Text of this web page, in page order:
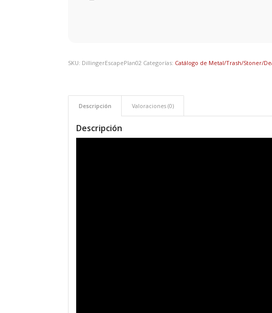
SKU: DillingerEscapePlan02 Categorías: Catálogo de Metal/Trash/Stoner/
Descripción Valoraciones (0)
Descripción